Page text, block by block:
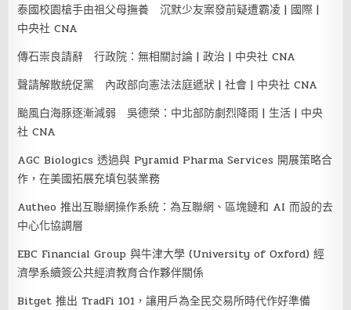
泰國校園槍手由祖父母撫養 沉默少友案發前疑遭霸凌 | 國際 |
中央社 CNA
傳石崇良請辭 行政院：無相關討論 | 政治 | 中央社 CNA
聲請解散統促黨 內政部向憲法法庭遞狀 | 社會 | 中央社 CNA
颱風白海豚逐漸減弱 吳德榮：中北部防劇烈降雨 | 生活 | 中央
社 CNA
AGC Biologics 透過與 Pyramid Pharma Services 開展策略合
作，在美國拓展充填包裝業務
Autheo 推出互聯網操作系統：為互聯網、區塊鏈和 AI 而設的去
中心化協調層
EBC Financial Group 與牛津大學 (University of Oxford) 經
濟學系續簽公共經濟教育合作夥伴關係
Bitget 推出 TradFi 101，讓用戶為全民交易所時代作好準備